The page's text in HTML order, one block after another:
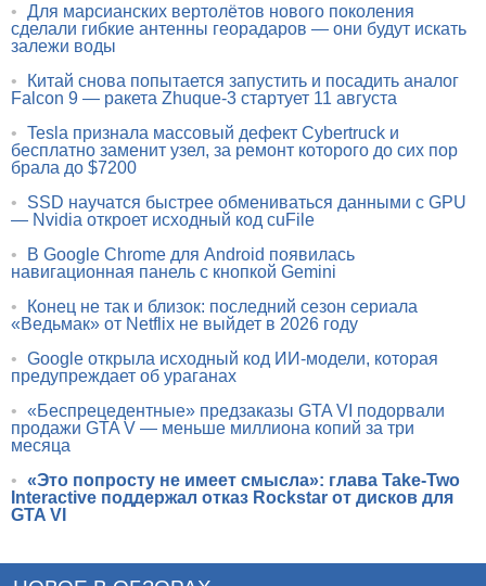
• Для марсианских вертолётов нового поколения
сделали гибкие антенны георадаров — они будут искать
залежи воды
•
Китай снова попытается запустить и посадить аналог
Falcon 9 — ракета Zhuque-3 стартует 11 августа
• Tesla признала массовый дефект Cybertruck и
бесплатно заменит узел, за ремонт которого до сих пор
брала до $7200
•
SSD научатся быстрее обмениваться данными с GPU
— Nvidia откроет исходный код cuFile
•
В Google Chrome для Android появилась
навигационная панель с кнопкой Gemini
•
Конец не так и близок: последний сезон сериала
«Ведьмак» от Netflix не выйдет в 2026 году
• Google открыла исходный код ИИ-модели, которая
предупреждает об ураганах
• «Беспрецедентные» предзаказы GTA VI подорвали
продажи GTA V — меньше миллиона копий за три
месяца
• «Это попросту не имеет смысла»: глава Take-Two
Interactive поддержал отказ Rockstar от дисков для
GTA VI